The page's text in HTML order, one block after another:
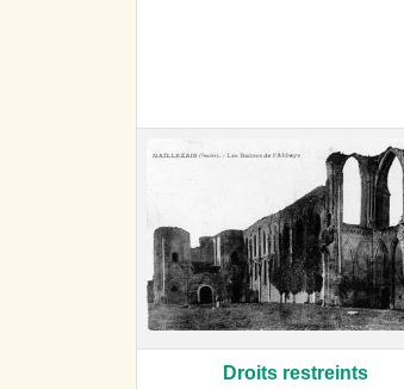
Droits restreints